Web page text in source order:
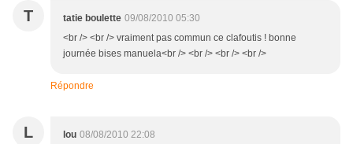
T tatie boulette 09/08/2010 05:30
<br /> <br /> vraiment pas commun ce clafoutis ! bonne
journée bises manuela<br /> <br /> <br /> <br />
Répondre
L lou 08/08/2010 22:08